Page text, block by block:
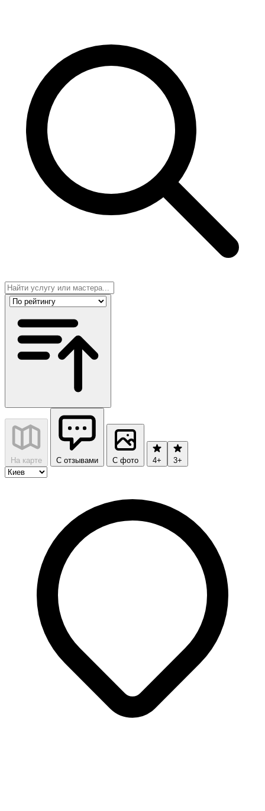
На карте С отзывами С фото 4+ 3+